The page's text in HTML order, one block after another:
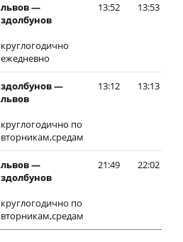
львов —
здолбунов
круглогодично
ежедневно
13:52 13:53
здолбунов —
львов
круглогодично по
вторникам,средам
13:12 13:13
львов —
здолбунов
круглогодично по
вторникам,средам
21:49 22:02